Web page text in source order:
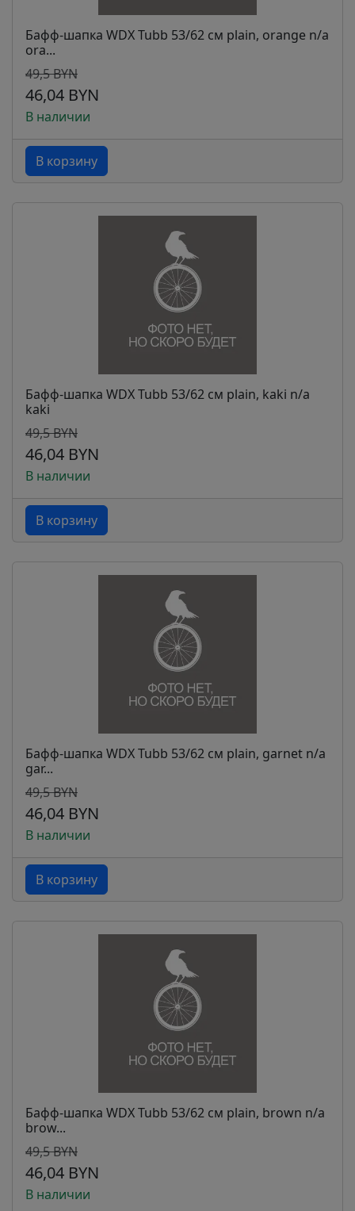
Бафф-шапка WDX Tubb 53/62 см plain, orange n/a
ora...
49,5 BYN
46,04 BYN
В наличии
В корзину
Бафф-шапка WDX Tubb 53/62 см plain, kaki n/a
kaki
49,5 BYN
46,04 BYN
В наличии
В корзину
Бафф-шапка WDX Tubb 53/62 см plain, garnet n/a
gar...
49,5 BYN
46,04 BYN
В наличии
В корзину
Бафф-шапка WDX Tubb 53/62 см plain, brown n/a
brow...
49,5 BYN
46,04 BYN
В наличии